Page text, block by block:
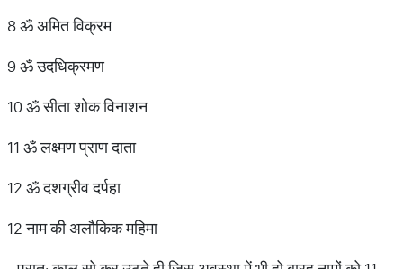
8 ॐ अमित विक्रम
9 ॐ उदधिक्रमण
10 ॐ सीता शोक विनाशन
11 ॐ लक्ष्मण प्राण दाता
12 ॐ दशग्रीव दर्पहा
12 नाम की अलौकिक महिमा